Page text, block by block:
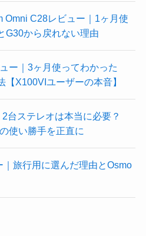
Omni C28レビュー｜1ヶ月使
G30から戻れない理由
ー｜3ヶ月使ってわかった
【X100VIユーザーの本音】
台ステレオは本当に必要？
使い勝手を正直に
｜旅行用に選んだ理由とOsmo